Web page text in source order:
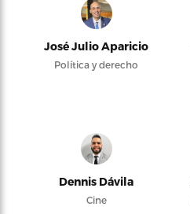
José Julio Aparicio
Política y derecho
Dennis Dávila
Cine